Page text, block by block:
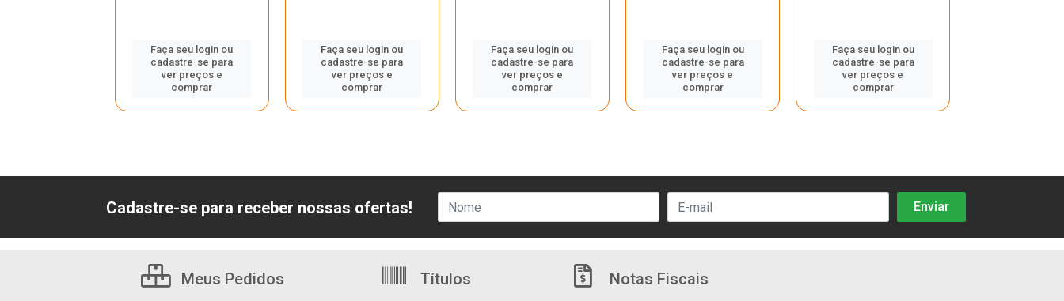
Faça seu login ou
cadastre-se para
ver preços e
comprar
Faça seu login ou
cadastre-se para
ver preços e
comprar
Faça seu login ou
cadastre-se para
ver preços e
comprar
Faça seu login ou
cadastre-se para
ver preços e
comprar
Faça seu login ou
cadastre-se para
ver preços e
comprar
Cadastre-se para receber nossas ofertas!
Meus Pedidos Títulos Notas Fiscais